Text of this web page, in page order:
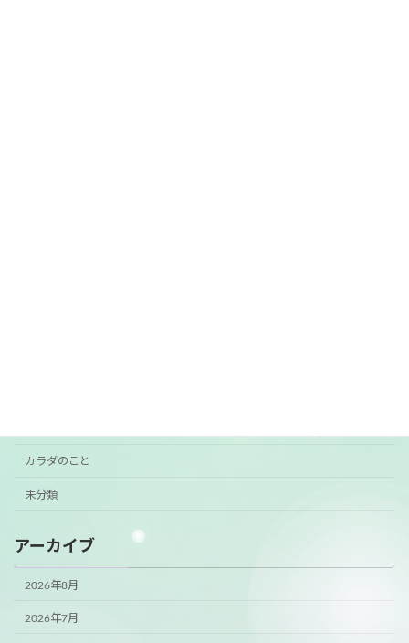
カラダのこと
未分類
アーカイブ
2026年8月
2026年7月